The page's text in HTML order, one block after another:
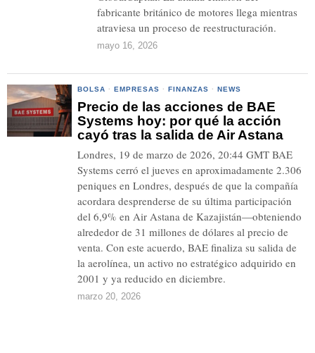
fabricante británico de motores llega mientras
atraviesa un proceso de reestructuración.
mayo 16, 2026
BOLSA · EMPRESAS · FINANZAS · NEWS
Precio de las acciones de BAE
Systems hoy: por qué la acción
cayó tras la salida de Air Astana
Londres, 19 de marzo de 2026, 20:44 GMT BAE
Systems cerró el jueves en aproximadamente 2.306
peniques en Londres, después de que la compañía
acordara desprenderse de su última participación
del 6,9% en Air Astana de Kazajistán—obteniendo
alrededor de 31 millones de dólares al precio de
venta. Con este acuerdo, BAE finaliza su salida de
la aerolínea, un activo no estratégico adquirido en
2001 y ya reducido en diciembre.
marzo 20, 2026